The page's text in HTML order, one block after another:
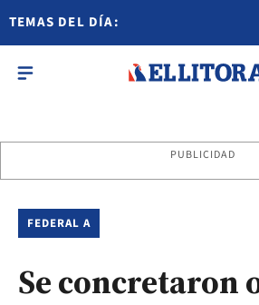
TEMAS DEL DÍA:
PUBLICIDAD
FEDERAL A
Se concretaron